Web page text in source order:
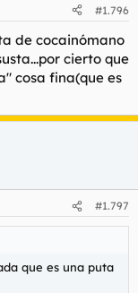
#1.796
de cocainómano
cierto que
cosa fina(que es
#1.797
que es una puta